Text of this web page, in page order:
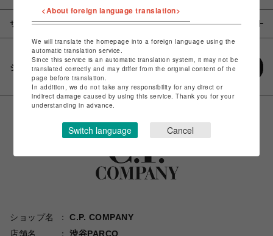
サイズ
シェアする
ショップ名
C.P. COMPANY
店舗名
渋谷PARCO
<About foreign language translation>
We will translate the homepage into a foreign language using the
automatic translation service.
Since this service is an automatic translation system, it may not be
translated correctly and may differ from the original content of the
page before translation.
In addition, we do not take any responsibility for any direct or
indirect damage caused by using this service. Thank you for your
understanding in advance.
Switch language Cancel